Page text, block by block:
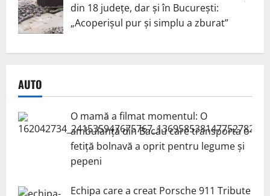
din 18 județe, dar și în București:
„Acoperișul pur și simplu a zburat”
AUTO
O mamă a filmat momentul: O
ambulanță din Bacău care transporta o
fetiță bolnavă a oprit pentru legume și
pepeni
Echipa care a creat Porsche 911 Tribute